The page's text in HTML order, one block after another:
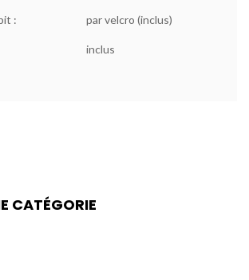
: par velcro (inclus)
inclus
CATÉGORIE